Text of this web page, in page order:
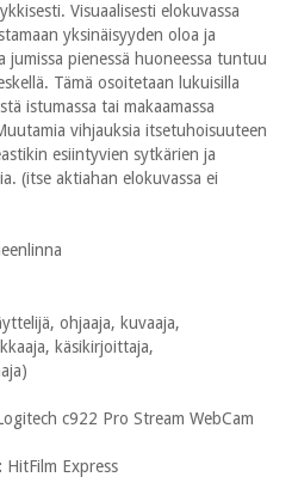
Visuaalisesti elokuvassa
yksinäisyyden oloa ja
pienessä huoneessa tuntuu
Tämä osoitetaan lukuisilla
istumassa tai makaamassa
vihjauksia itsetuhoisuuteen
esiintyvien sytkärien ja
(itse aktiahan elokuvassa ei
ohjaaja, kuvaaja,
käsikirjoittaja,
c922 Pro Stream WebCam
HitFilm Express